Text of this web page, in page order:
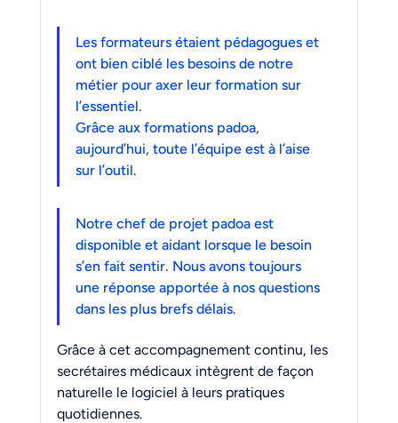
Les formateurs étaient pédagogues et
ont bien ciblé les besoins de notre
métier pour axer leur formation sur
l’essentiel.
Grâce aux formations padoa,
aujourd’hui, toute l’équipe est à l’aise
sur l’outil.
Notre chef de projet padoa est
disponible et aidant lorsque le besoin
s’en fait sentir. Nous avons toujours
une réponse apportée à nos questions
dans les plus brefs délais.
Grâce à cet accompagnement continu, les
secrétaires médicaux intègrent de façon
naturelle le logiciel à leurs pratiques
quotidiennes.